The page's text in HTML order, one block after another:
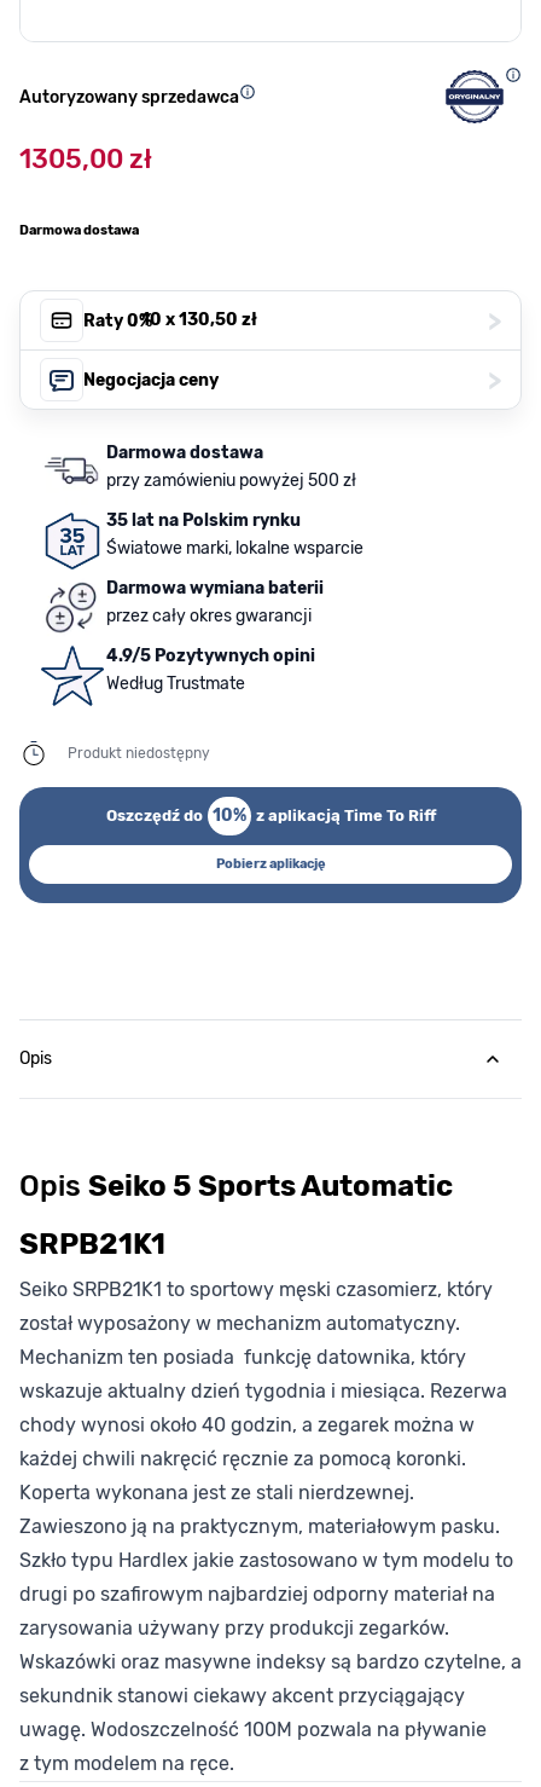
Autoryzowany sprzedawca
1305,00 zł
Darmowa dostawa
Raty 0%, 10 x130,50 zł >
Negocjacja ceny >
Darmowa dostawa
przy zamówieniu powyżej 500 zł
35 lat na Polskim rynku
Światowe marki, lokalne wsparcie
Darmowa wymiana baterii
przez cały okres gwarancji
4.9/5 Pozytywnych opini
Według Trustmate
Produkt niedostępny
Oszczędź do 10% z aplikacją Time To Riff
Pobierz aplikację
Opis
Opis Seiko 5 Sports Automatic
SRPB21K1
Seiko SRPB21K1 to sportowy męski czasomierz, który
został wyposażony w mechanizm automatyczny.
Mechanizm ten posiada funkcję datownika, który
wskazuje aktualny dzień tygodnia i miesiąca. Rezerwa
chody wynosi około 40 godzin, a zegarek można w
każdej chwili nakręcić ręcznie za pomocą koronki.
Koperta wykonana jest ze stali nierdzewnej.
Zawieszono ją na praktycznym, materiałowym pasku.
Szkło typu Hardlex jakie zastosowano w tym modelu to
drugi po szafirowym najbardziej odporny materiał na
zarysowania używany przy produkcji zegarków.
Wskazówki oraz masywne indeksy są bardzo czytelne, a
sekundnik stanowi ciekawy akcent przyciągający
uwagę. Wodoszczelność 100M pozwala na pływanie
z tym modelem na ręce.